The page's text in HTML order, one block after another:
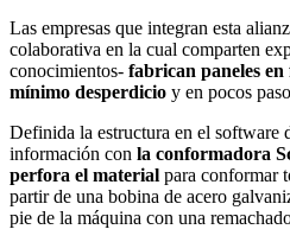
Las empresas que integran esta
colaborativa en la cual comparten
conocimientos- fabrican paneles
mínimo desperdicio y en pocos
Definida la estructura en el software
información con la conformadora
perfora el material para conformar
partir de una bobina de acero
pie de la máquina con una